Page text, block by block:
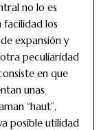
no lo es
los
expansión y
peculiaridad
en que
unas
“haut”,
posible utilidad